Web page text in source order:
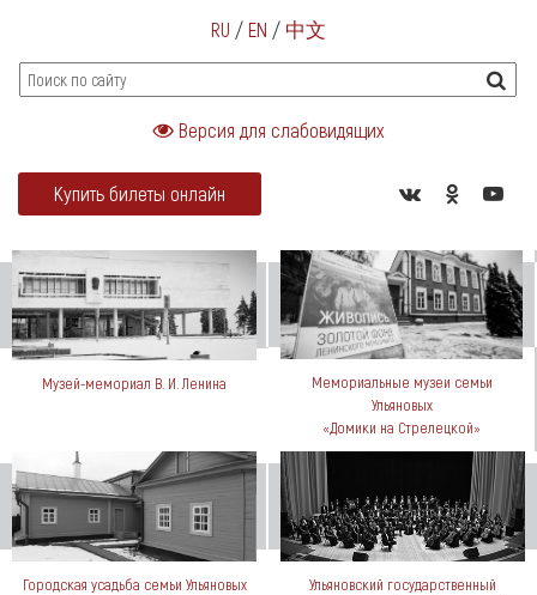
RU / EN / 中文
Версия для слабовидящих
Купить билеты онлайн
Музей-мемориал В. И. Ленина
Мемориальные музеи семьи
Ульяновых
«Домики на Стрелецкой»
Городская усадьба семьи Ульяновых
Ульяновский государственный